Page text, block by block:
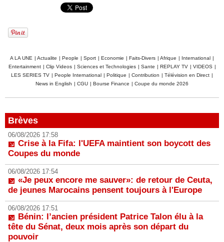
A LA UNE | Actualite | People | Sport | Economie | Faits-Divers | Afrique | International |
Entertainment | Clip Videos | Sciences et Technologies | Sante | REPLAY TV | VIDEOS |
LES SERIES TV | People International | Politique | Contribution | Télévision en Direct |
News in English | CGU | Bourse Finance | Coupe du monde 2026
Brèves
06/08/2026 17:58
Crise à la Fifa: l'UEFA maintient son boycott des
Coupes du monde
06/08/2026 17:54
«Je peux encore me sauver»: de retour de Ceuta,
de jeunes Marocains pensent toujours à l'Europe
06/08/2026 17:51
Bénin: l’ancien président Patrice Talon élu à la
tête du Sénat, deux mois après son départ du
pouvoir